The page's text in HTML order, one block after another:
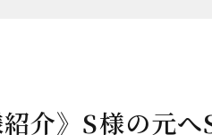
紹介》S様の元